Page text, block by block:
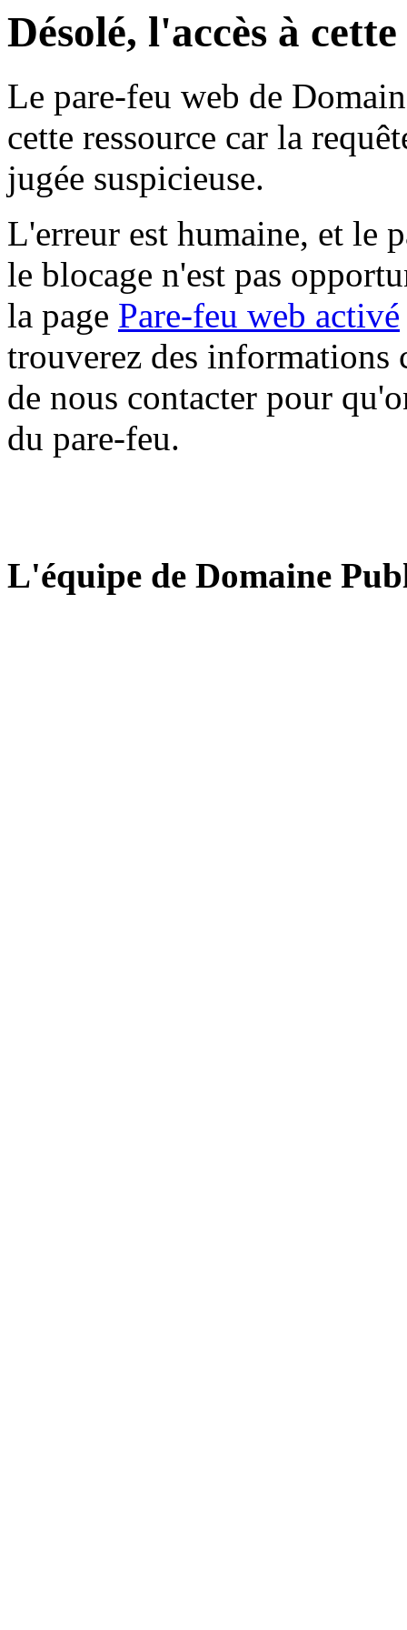
Désolé, l'accès à
Le pare-feu web de
cette ressource car la
jugée suspicieuse.
L'erreur est humaine, et le
le blocage n'est pas
la page Pare-feu web activé
trouverez des informations
de nous contacter pour
du pare-feu.
L'équipe de Domaine